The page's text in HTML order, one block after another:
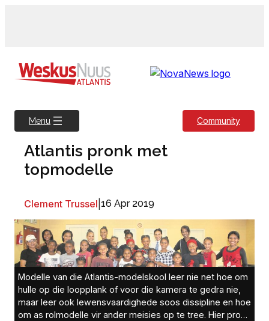
Menu Community
Atlantis pronk met
topmodelle
Clement Trussel 16 Apr 2019
Modelle van die Atlantis-modelskool leer nie net hoe om
hulle op die loopplank of voor die kamera te gedra nie,
maar leer ook lewensvaardighede soos dissipline en hoe
om as rolmodelle vir ander meisies op te tree. Hier pronk